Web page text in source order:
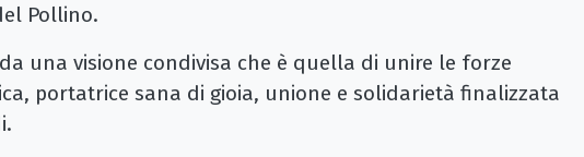
Pollino.
una visione condivisa che è quella di unire le forze
portatrice sana di gioia, unione e solidarietà finalizzata